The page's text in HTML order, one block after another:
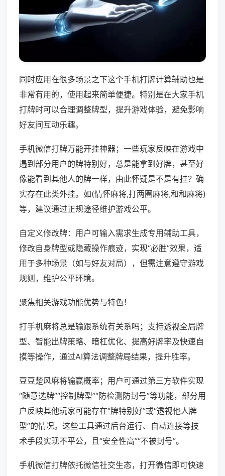
同时应用在很多场景之下这个手机打牌计算辅助也是
非常有用的，使用起来简单便捷。特别是在大家手机
打牌时可以合理调整牌型，提升游戏体验，避免影响
好友间互动乐趣。
手机微信打牌万能开挂神器；一些玩家反映在游戏中
遇到部分用户的牌特别好，总是能拿到好牌，甚至好
像能看到其他人的牌一样，由此怀疑是不是有挂？确
实存在此类外挂。如(情怀麻将,打两圈麻将,和和麻将)
等，建议通过正规途径维护游戏公平。
自定义修改牌：用户可输入需求生成专用辅助工具，
修改自身牌型或隐藏操作痕迹，实现“必胜”效果，适
用于多种场景（如与好友对局），但需注意遵守游戏
规则，维护公平环境。
聚焦相关游戏功能优势与特色！
打手机麻将总是输跟系统有关系吗；支持透视全局牌
型、智能出牌策略、暗杠优化、提高好牌率及快速自
摸等操作，通过AI算法调整牌局结果，提升胜率。
豆豆楚风麻将输赢概率；用户可通过第三方软件实现
“随意选牌”“控制牌型”“防检测防封号”等功能，部分用
户反映其他玩家可能存在“牌特别好”或“透视他人牌
型”的情况。这些工具通过后台运行、自动连接等技
术手段实现不平公，且“安全性高”“不被封号”。
手机微信打牌依托微信社交生态，打开微信即可快速